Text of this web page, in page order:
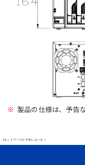
製品の仕様は、予告
#ネットワークビデオレコーダー